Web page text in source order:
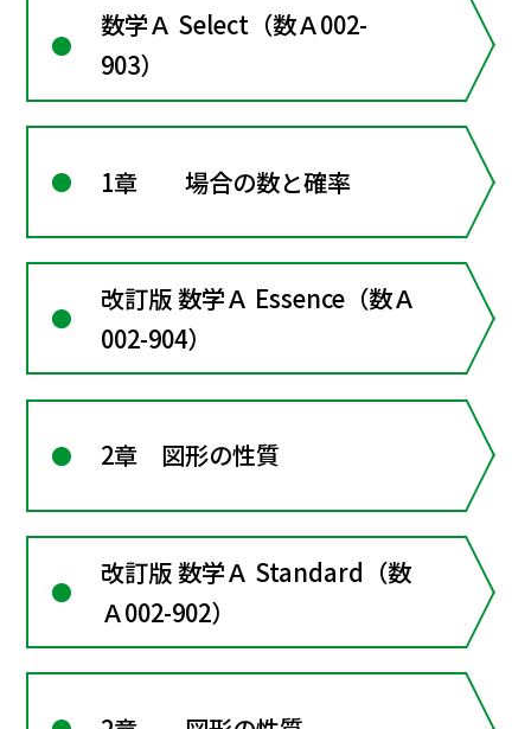
数学Ａ Select（数Ａ002-
903）
1章 場合の数と確率
改訂版 数学Ａ Essence（数Ａ
002-904）
2章 図形の性質
改訂版 数学Ａ Standard（数
Ａ002-902）